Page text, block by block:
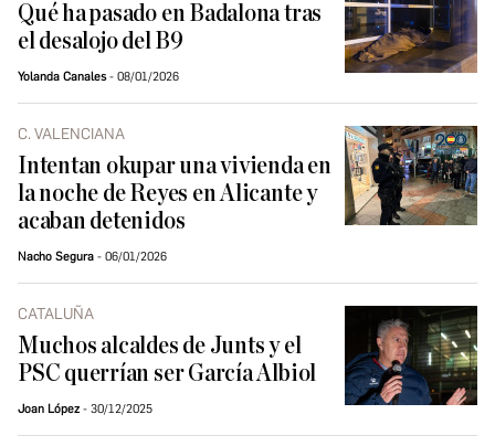
Qué ha pasado en Badalona tras
el desalojo del B9
Yolanda Canales 08/01/2026
C. VALENCIANA
Intentan okupar una vivienda en
la noche de Reyes en Alicante y
acaban detenidos
Nacho Segura 06/01/2026
CATALUÑA
Muchos alcaldes de Junts y el
PSC querrían ser García Albiol
Joan López 30/12/2025